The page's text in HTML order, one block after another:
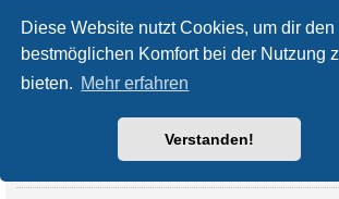
Diese Website nutzt Cookies, um dir den
bestmöglichen Komfort bei der Nutzung
bieten. Mehr erfahren
Verstanden!
Diese Software (in ihrer unmodifizierten Fassung)
phpBB Limited
entwickelt und veröffentlicht. Sie ist
geschützt. Sie wurde unter der GNU General Public
2.0) veröffentlicht und kann frei vertrieben werden.
. Eine